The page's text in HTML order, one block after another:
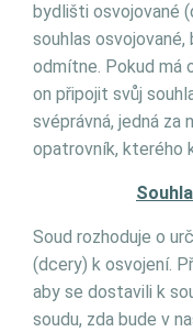
bydlišti osvojované
souhlas
odmítne. Pokud má
on připojit svůj
svéprávná, jedná za
opatrovník, kterého
Soud rozhoduje o
(dcery) k osvojení.
aby se dostavili k
soudu, zda bude v